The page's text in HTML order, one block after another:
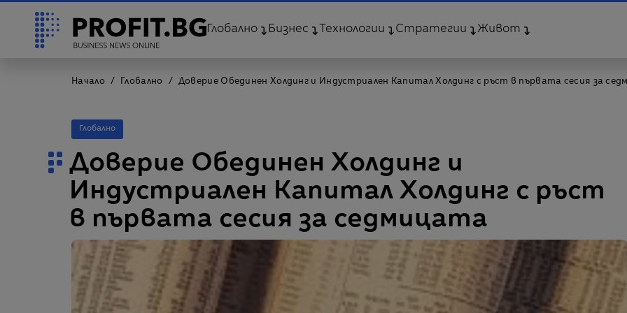
Глобално Бизнес Технологии Стратегии Живот
Начало Глобално Доверие Обединен Холдинг и Индустриален Капитал Холдинг с ръст в първата сесия за
Глобално
Доверие Обединен Холдинг и
Индустриален Капитал Холдинг с ръст
в първата сесия за седмицата